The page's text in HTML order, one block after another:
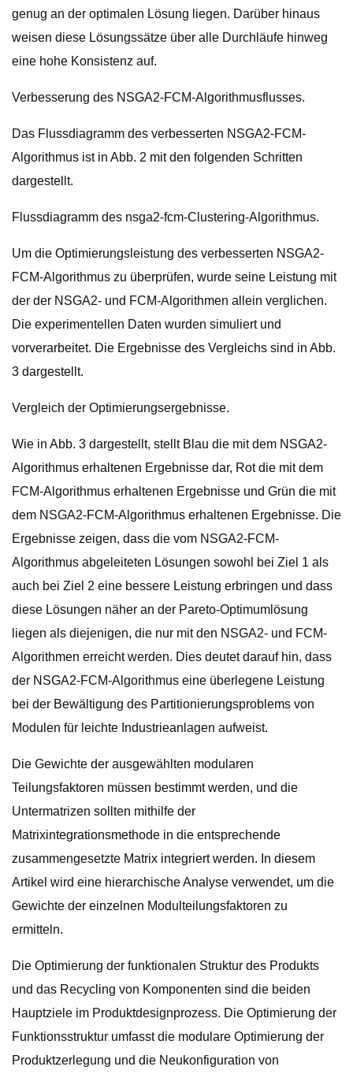
genug an der optimalen Lösung liegen. Darüber hinaus
weisen diese Lösungssätze über alle Durchläufe hinweg
eine hohe Konsistenz auf.
Verbesserung des NSGA2-FCM-Algorithmusflusses.
Das Flussdiagramm des verbesserten NSGA2-FCM-
Algorithmus ist in Abb. 2 mit den folgenden Schritten
dargestellt.
Flussdiagramm des nsga2-fcm-Clustering-Algorithmus.
Um die Optimierungsleistung des verbesserten NSGA2-
FCM-Algorithmus zu überprüfen, wurde seine Leistung mit
der der NSGA2- und FCM-Algorithmen allein verglichen.
Die experimentellen Daten wurden simuliert und
vorverarbeitet. Die Ergebnisse des Vergleichs sind in Abb.
3 dargestellt.
Vergleich der Optimierungsergebnisse.
Wie in Abb. 3 dargestellt, stellt Blau die mit dem NSGA2-
Algorithmus erhaltenen Ergebnisse dar, Rot die mit dem
FCM-Algorithmus erhaltenen Ergebnisse und Grün die mit
dem NSGA2-FCM-Algorithmus erhaltenen Ergebnisse. Die
Ergebnisse zeigen, dass die vom NSGA2-FCM-
Algorithmus abgeleiteten Lösungen sowohl bei Ziel 1 als
auch bei Ziel 2 eine bessere Leistung erbringen und dass
diese Lösungen näher an der Pareto-Optimumlösung
liegen als diejenigen, die nur mit den NSGA2- und FCM-
Algorithmen erreicht werden. Dies deutet darauf hin, dass
der NSGA2-FCM-Algorithmus eine überlegene Leistung
bei der Bewältigung des Partitionierungsproblems von
Modulen für leichte Industrieanlagen aufweist.
Die Gewichte der ausgewählten modularen
Teilungsfaktoren müssen bestimmt werden, und die
Untermatrizen sollten mithilfe der
Matrixintegrationsmethode in die entsprechende
zusammengesetzte Matrix integriert werden. In diesem
Artikel wird eine hierarchische Analyse verwendet, um die
Gewichte der einzelnen Modulteilungsfaktoren zu
ermitteln.
Die Optimierung der funktionalen Struktur des Produkts
und das Recycling von Komponenten sind die beiden
Hauptziele im Produktdesignprozess. Die Optimierung der
Funktionsstruktur umfasst die modulare Optimierung der
Produktzerlegung und die Neukonfiguration von